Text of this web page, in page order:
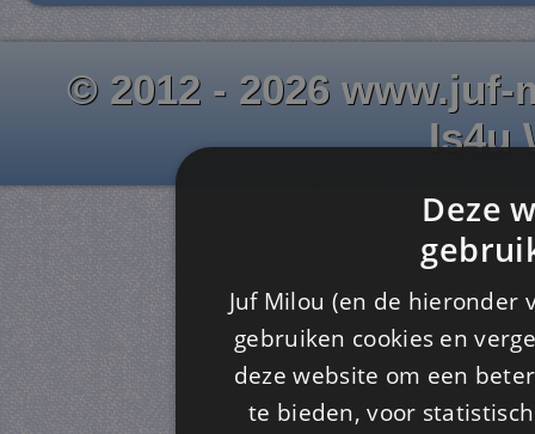
© 2012 - 2026
Is4u
Deze
Juf Milou (en de
gebruiken cookies en
deze website om een
te bieden, voor